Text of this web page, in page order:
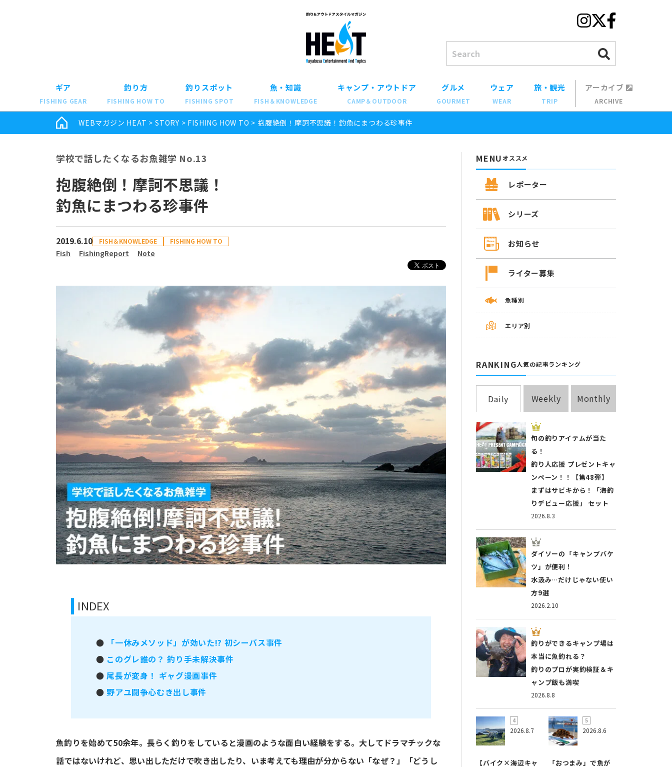
ギア
FISHING GEAR
釣り方
FISHING HOW TO
釣りスポット
FISHING SPOT
魚・知識
FISH＆KNOWLEDGE
キャンプ・アウトドア
CAMP＆OUTDOOR
グルメ
GOURMET
ウェア
WEAR
旅・観光
TRIP
アーカイブ
ARCHIVE
WEBマガジン HEAT >STORY > FISHING HOW TO > 抱腹絶倒！摩訶不思議！釣魚にまつわる珍事件
学校で話したくなるお魚雑学 No.13
抱腹絶倒！摩訶不思議！
釣魚にまつわる珍事件
2019.6.10 FISH＆KNOWLEDGE FISHING HOW TO
Fish FishingReport Note
INDEX
●
「一休みメソッド」が効いた!? 初シーバス事件
● このグレ誰の？ 釣り手未解決事件
●尾長が変身！ ギャグ漫画事件
●野アユ闘争心むき出し事件
魚釣りを始めて50余年。長らく釣りをしていると漫画のような面白い経験をする。大してドラマチックな
話ではないけれど、思い出しただけで吹き出したり、いま考えても理由が分からない「なぜ？」「どうし
MENUオススメ
レポーター
シリーズ
お知らせ
ライター募集
魚種別
エリア別
RANKING人気の記事ランキング
Daily Weekly Monthly
2026.8.3
旬の釣りアイテムが当た
る！
釣り人応援 プレゼントキャ
ンペーン！！【第48弾】
まずはサビキから！「海釣
りデビュー応援」 セット
2026.2.10
ダイソーの「キャンプバケ
ツ」が便利！
水汲み…だけじゃない使い
方9選
2026.8.8
釣りができるキャンプ場は
本当に魚釣れる？
釣りのプロが実釣検証＆キ
ャンプ飯も満喫
2026.8.7
【バイク×海辺キャ
2026.8.6
「おつまみ」で魚が